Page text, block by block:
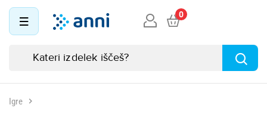
0
Igre